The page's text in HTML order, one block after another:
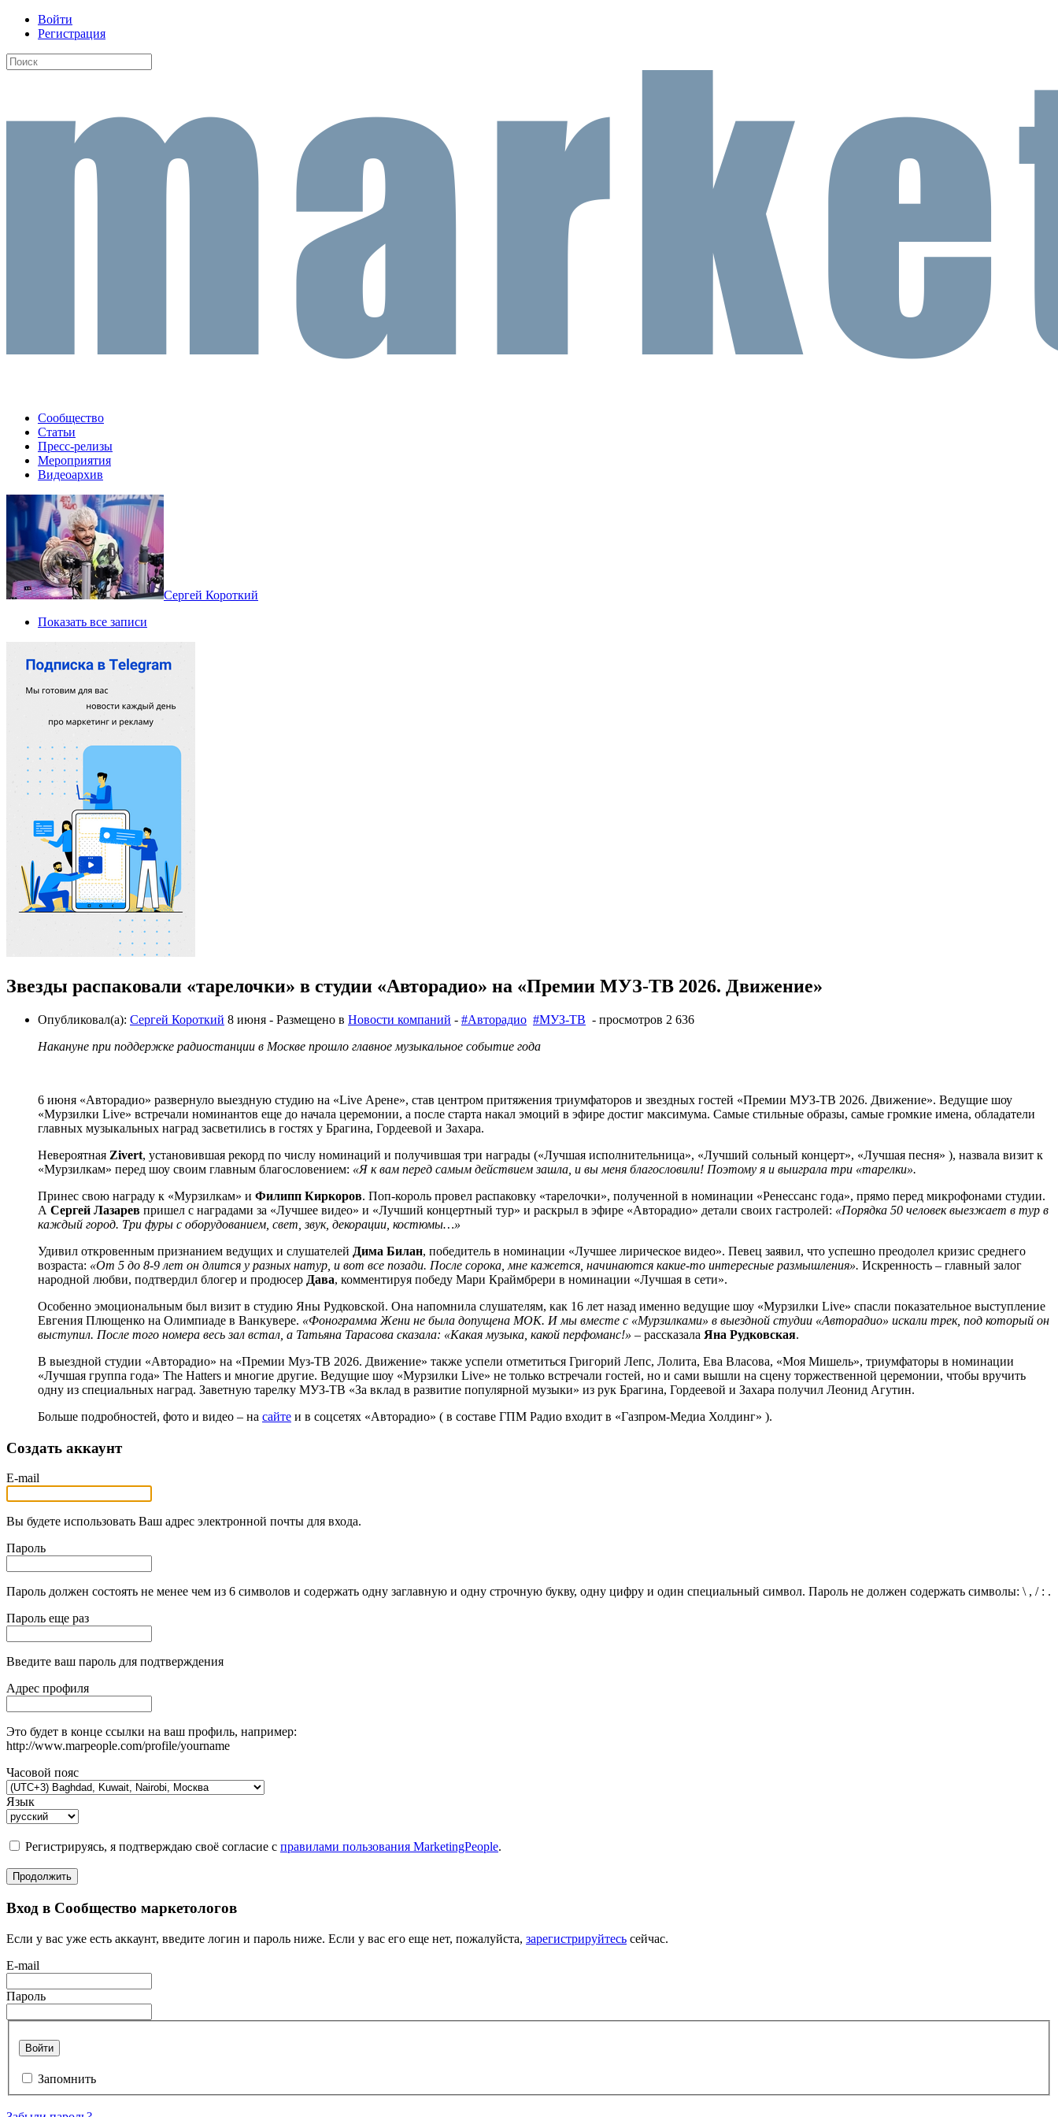
Войти
Регистрация
Сообщество
Статьи
Пресс-релизы
Мероприятия
Видеоархив
Сергей Короткий
Показать все записи
Звезды распаковали «тарелочки» в студии «Авторадио» на «Премии МУЗ-ТВ 2026. Движение»
Опубликовал(а): Сергей Короткий 8 июня - Размещено в Новости компаний - #Авторадио #МУЗ-ТВ - просмотров 2 636
Накануне при поддержке радиостанции в Москве прошло главное музыкальное событие года
6 июня «Авторадио» развернуло выездную студию на «Live Арене», став центром притяжения триумфаторов и звездных гостей «Премии МУЗ-ТВ 2026. Движение». Ведущие шоу
«Мурзилки Live» встречали номинантов еще до начала церемонии, а после старта накал эмоций в эфире достиг максимума. Самые стильные образы, самые громкие имена, обладатели
главных музыкальных наград засветились в гостях у Брагина, Гордеевой и Захара.
Невероятная Zivert, установившая рекорд по числу номинаций и получившая три награды («Лучшая исполнительница», «Лучший сольный концерт», «Лучшая песня» ), назвала визит к
«Мурзилкам» перед шоу своим главным благословением: «Я к вам перед самым действием зашла, и вы меня благословили! Поэтому я и выиграла три «тарелки».
Принес свою награду к «Мурзилкам» и Филипп Киркоров. Поп-король провел распаковку «тарелочки», полученной в номинации «Ренессанс года», прямо перед микрофонами студии.
А Сергей Лазарев пришел с наградами за «Лучшее видео» и «Лучший концертный тур» и раскрыл в эфире «Авторадио» детали своих гастролей: «Порядка 50 человек выезжает в тур в
каждый город. Три фуры с оборудованием, свет, звук, декорации, костюмы…»
Удивил откровенным признанием ведущих и слушателей Дима Билан, победитель в номинации «Лучшее лирическое видео». Певец заявил, что успешно преодолел кризис среднего
возраста: «От 5 до 8-9 лет он длится у разных натур, и вот все позади. После сорока, мне кажется, начинаются какие-то интересные размышления». Искренность – главный залог
народной любви, подтвердил блогер и продюсер Дава, комментируя победу Мари Краймбрери в номинации «Лучшая в сети».
Особенно эмоциональным был визит в студию Яны Рудковской. Она напомнила слушателям, как 16 лет назад именно ведущие шоу «Мурзилки Live» спасли показательное выступление
Евгения Плющенко на Олимпиаде в Ванкувере. «Фонограмма Жени не была допущена МОК. И мы вместе с «Мурзилками» в выездной студии «Авторадио» искали трек, под который он
выступил. После того номера весь зал встал, а Татьяна Тарасова сказала: «Какая музыка, какой перфоманс!» – рассказала Яна Рудковская.
В выездной студии «Авторадио» на «Премии Муз-ТВ 2026. Движение» также успели отметиться Григорий Лепс, Лолита, Ева Власова, «Моя Мишель», триумфаторы в номинации
«Лучшая группа года» The Hatters и многие другие. Ведущие шоу «Мурзилки Live» не только встречали гостей, но и сами вышли на сцену торжественной церемонии, чтобы вручить
одну из специальных наград. Заветную тарелку МУЗ-ТВ «За вклад в развитие популярной музыки» из рук Брагина, Гордеевой и Захара получил Леонид Агутин.
Больше подробностей, фото и видео – на сайте и в соцсетях «Авторадио» ( в составе ГПМ Радио входит в «Газпром-Медиа Холдинг» ).
Создать аккаунт
E-mail
Вы будете использовать Ваш адрес электронной почты для входа.
Пароль
Пароль должен состоять не менее чем из 6 символов и содержать одну заглавную и одну строчную букву, одну цифру и один специальный символ. Пароль не должен содержать символы: \ , / : .
Пароль еще раз
Введите ваш пароль для подтверждения
Адрес профиля
Это будет в конце ссылки на ваш профиль, например:
http://www.marpeople.com/profile/yourname
Часовой пояс
Язык
Регистрируясь, я подтверждаю своё согласие с правилами пользования MarketingPeople.
Продолжить
Вход в Сообщество маркетологов
Если у вас уже есть аккаунт, введите логин и пароль ниже. Если у вас его еще нет, пожалуйста, зарегистрируйтесь сейчас.
E-mail
Пароль
Войти
Запомнить